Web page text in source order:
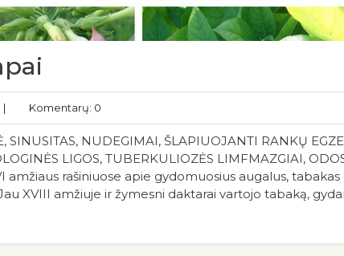
| Komentarų: 0
SINUSITAS, NUDEGIMAI, ŠLAPIUOJANTI RANKŲ
LIGOS, TUBERKULIOZĖS LIMFMAZGIAI,
amžiaus rašiniuose apie gydomuosius augalus,
XVIII amžiuje ir žymesni daktarai vartojo tabaką,